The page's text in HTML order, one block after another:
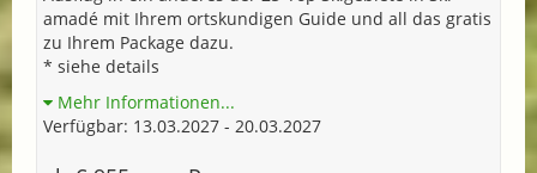
amadé mit Ihrem ortskundigen Guide und all das gratis
zu Ihrem Package dazu.
* siehe details
Mehr Informationen...
Verfügbar: 13.03.2027 - 20.03.2027